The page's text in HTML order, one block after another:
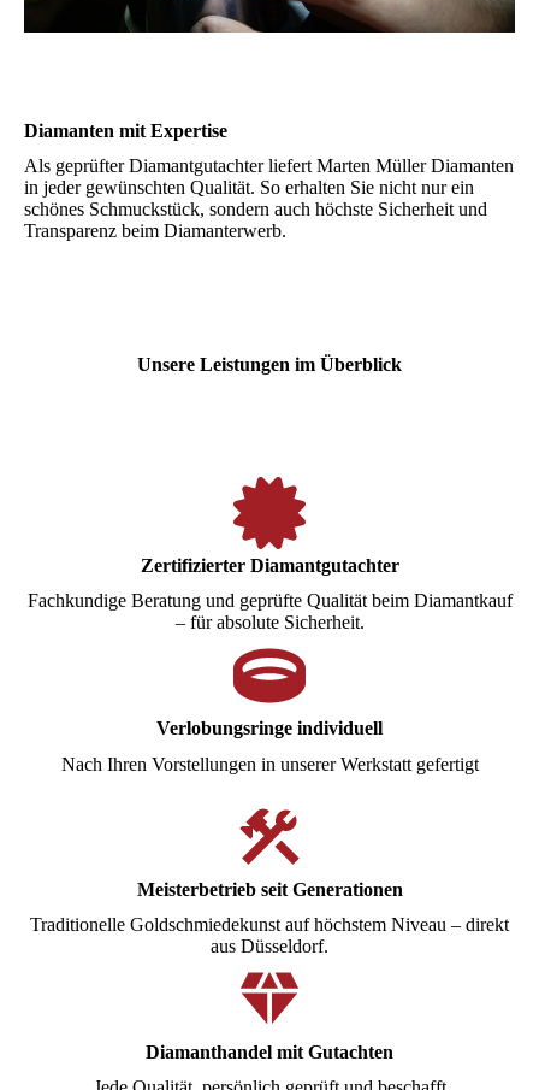
Diamanten mit Expertise
Als geprüfter Diamantgutachter liefert Marten Müller Diamanten
in jeder gewünschten Qualität. So erhalten Sie nicht nur ein
schönes Schmuckstück, sondern auch höchste Sicherheit und
Transparenz beim Diamanterwerb.
Unsere Leistungen im Überblick
Zertifizierter Diamantgutachter
Fachkundige Beratung und geprüfte Qualität beim Diamantkauf
– für absolute Sicherheit.
Verlobungsringe individuell
Nach Ihren Vorstellungen in unserer Werkstatt gefertigt
Meisterbetrieb seit Generationen
Traditionelle Goldschmiedekunst auf höchstem Niveau – direkt
aus Düsseldorf.
Diamanthandel mit Gutachten